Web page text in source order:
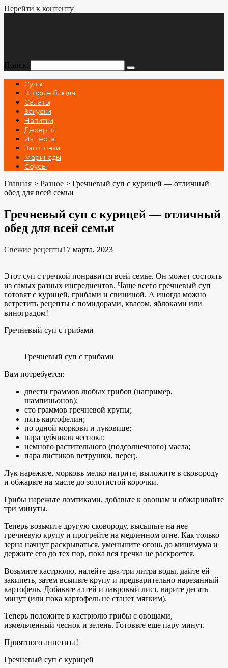
Перейти к контенту
Поиск:
Супы
Вторые блюда
Салаты
Закуски
Напитки
Десерты
Из теста
Заготовки
Маринады
Соусы
Главная > Разное > Гречневый суп с курицей — отличный
обед для всей семьи
Гречневый суп с курицей — отличный
обед для всей семьи
Свежие рецепты17 марта, 2023
Этот суп с гречкой понравится всей семье. Он может состоять
из самых разных ингредиентов. Чаще всего гречневый суп
готовят с курицей, грибами и свининой. А иногда можно
встретить рецепты с помидорами, квасом, яблоками или
виноградом!
Гречневый суп с грибами
Гречневый суп с грибами
Вам потребуется:
двести граммов любых грибов (например,
шампиньонов);
сто граммов гречневой крупы;
пять картофелин;
по одной моркови и луковице;
пара зубчиков чеснока;
немного растительного (подсолнечного) масла;
пара листиков петрушки, перец.
Лук нарежьте, морковь мелко натрите, выложите в сковороду
и обжарьте на масле до золотистой корочки.
Грибы нарежьте ломтиками, добавьте к овощам и обжаривайте
три минуты.
Теперь возьмите другую сковороду, высыпьте на нее
гречневую крупу и прогрейте на медленном огне. Как только
зерна начнут раскрываться, уменьшите огонь до минимума и
держите его до тех пор, пока вся гречка не раскроется.
Возьмите кастрюлю, налейте два-три литра воды, дайте ей
закипеть, затем всыпьте крупу и предварительно нарезанный
картофель. Добавьте алтей и лавровый лист, варите десять
минут (или пока картофель не станет мягким).
Теперь положите в кастрюлю грибы с овощами,
измельченный чеснок и зелень. Готовьте еще пару минут.
Приятного аппетита!
Гречневый суп с курицей